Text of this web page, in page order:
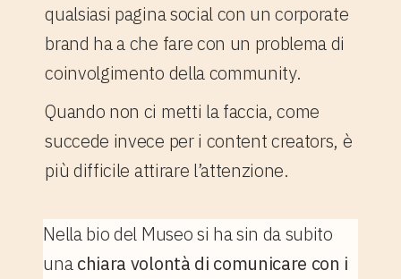
qualsiasi pagina social con un corporate
brand ha a che fare con un problema di
coinvolgimento della community.
Quando non ci metti la faccia, come
succede invece per i content creators, è
più difficile attirare l’attenzione.
Nella bio del Museo si ha sin da subito
unachiara volontà di comunicare con i